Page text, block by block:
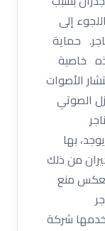
إلى
حماية
خاصية
الأصوات
الصوتي
بها
من ذلك
منع
شركة